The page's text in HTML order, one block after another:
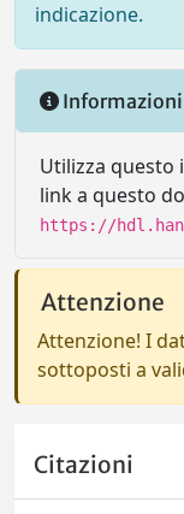
indicazione.
Informazioni
Utilizza questo
link a questo
https://
Attenzione
Attenzione! I
sottoposti a
Citazioni